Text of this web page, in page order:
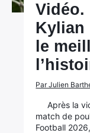
Vidéo.
Kylian
le
Par Julien
Après la
match de
Football